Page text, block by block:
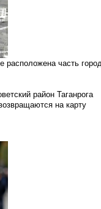
расположена часть
район Таганрога
на карту